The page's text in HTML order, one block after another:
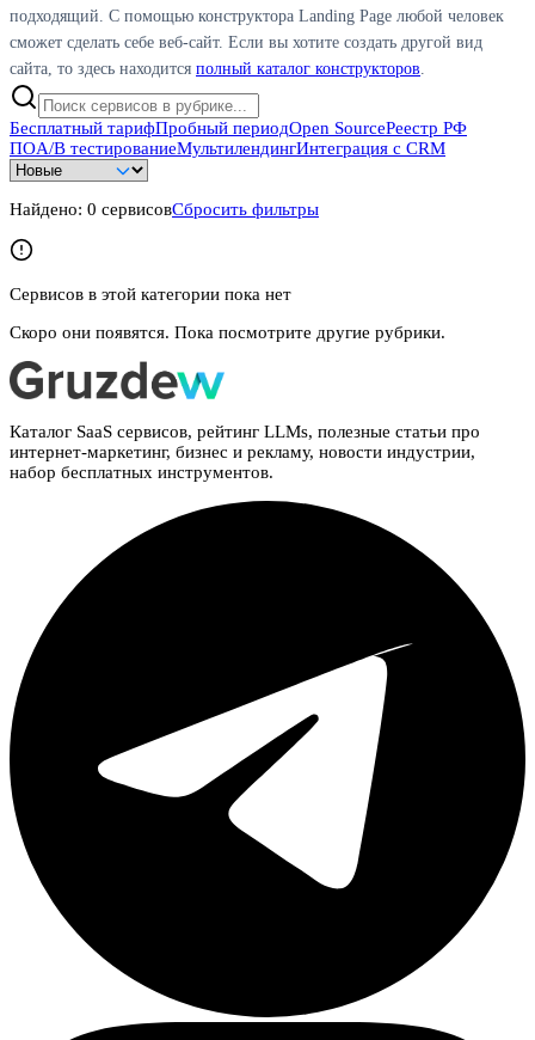
подходящий. С помощью конструктора Landing Page любой человек
сможет сделать себе веб-сайт. Если вы хотите создать другой вид
сайта, то здесь находится полный каталог конструкторов.
Бесплатный тарифПробный периодOpen SourceРеестр РФ
ПОA/B тестированиеМультилендингИнтеграция с CRM
Найдено: 0 сервисовСбросить фильтры
Сервисов в этой категории пока нет
Скоро они появятся. Пока посмотрите другие рубрики.
Каталог SaaS сервисов, рейтинг LLMs, полезные статьи про
интернет-маркетинг, бизнес и рекламу, новости индустрии,
набор бесплатных инструментов.